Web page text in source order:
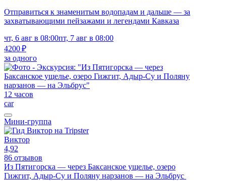
Отправиться к знаменитым водопадам и дальше — за
захватывающими пейзажами и легендами Кавказа
чт, 6 авг в 08:00пт, 7 авг в 08:00
4200 ₽
за одного
12 часов
car
Мини-группа
Виктор
4,92
86 отзывов
Из Пятигорска — через Баксанское ущелье, озеро
Гижгит, Адыр-Су и Поляну нарзанов — на Эльбрус